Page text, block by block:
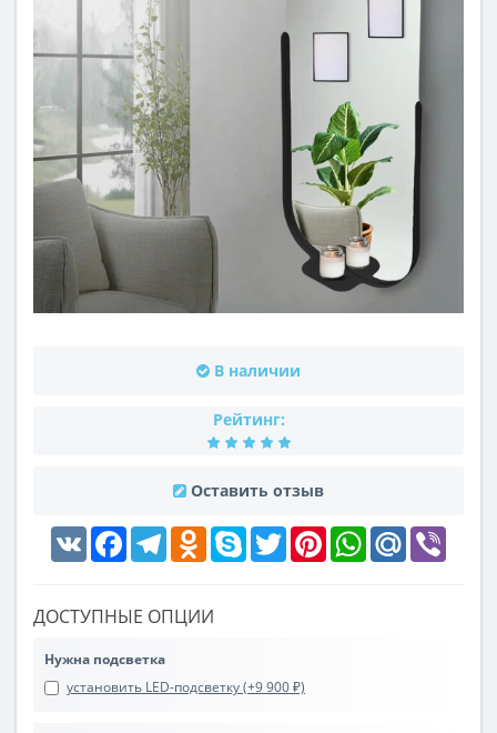
В наличии
Рейтинг:
Оставить отзыв
VK FacebookTelegramOdnoklassniki
Skype Twitter PinterestWhatsAppMail.Ru
ДОСТУПНЫЕ ОПЦИИ
Нужна подсветка
установить LED-подсветку (+9 900 ₽)